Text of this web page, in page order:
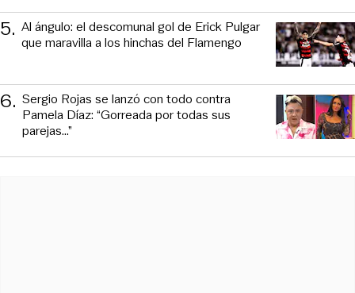
5. Al ángulo: el descomunal gol de Erick Pulgar
que maravilla a los hinchas del Flamengo
6. Sergio Rojas se lanzó con todo contra
Pamela Díaz: “Gorreada por todas sus
parejas…”